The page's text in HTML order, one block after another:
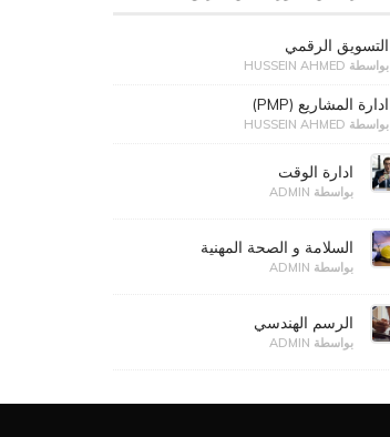
التسويق الرقمي
بواسطة HUSSEIN AHMED
ادارة المشاريع (PMP)
بواسطة HUSSEIN AHMED
ادارة الوقت
بواسطة ADMIN
السلامة و الصحة المهنية
بواسطة ADMIN
الرسم الهندسي
بواسطة ADMIN